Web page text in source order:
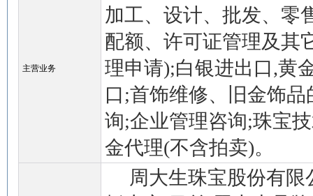
主营业务
加工、设计、批发、零
配额、许可证管理及其
理申请);白银进出口,黄
口;首饰维修、旧金饰
询;企业管理咨询;珠宝
金代理(不含拍卖)。
周大生珠宝股份有限